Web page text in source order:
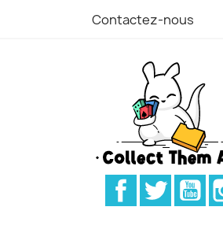
Contactez-nous
FacebookTwitter